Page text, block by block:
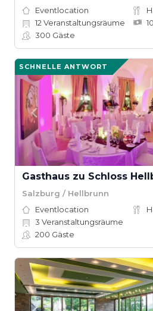
Eventlocation
12 Veranstaltungsräume
300 Gäste
SCHNELLE ANTWORT
Gasthaus zu Schloss
Salzburg / Hellbrunn
Eventlocation
3 Veranstaltungsräume
200 Gäste